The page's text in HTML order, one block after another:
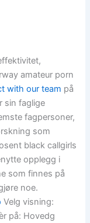
amateur porn
with our team på
sin faglige
fagpersoner,
som
black callgirls
opplegg i
som finnes på
noe.
Velg visning:
på: Hovedg